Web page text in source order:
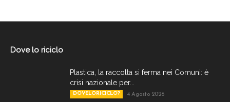
Dove lo riciclo
Plastica, la raccolta si ferma nei Comuni: è
crisi nazionale per...
DOVELORICICLO? 4 Agosto 2026